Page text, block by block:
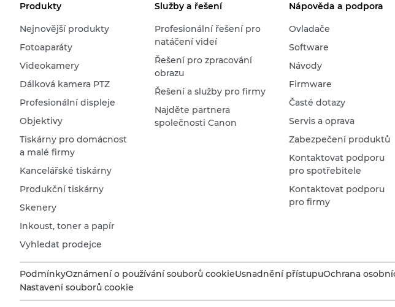
Produkty
Nejnovější produkty
Fotoaparáty
Videokamery
Dálková kamera PTZ
Profesionální displeje
Objektivy
Tiskárny pro domácnost
a malé firmy
Kancelářské tiskárny
Produkční tiskárny
Skenery
Inkoust, toner a papír
Vyhledat prodejce
Služby a řešení
Profesionální řešení pro
natáčení videí
Řešení pro zpracování
obrazu
Řešení a služby pro firmy
Najděte partnera
společnosti Canon
Nápověda a podpora
Ovladače
Software
Návody
Firmware
Časté dotazy
Servis a oprava
Zabezpečení produktů
Kontaktovat podporu
pro spotřebitele
Kontaktovat podporu
pro firmy
PodmínkyOznámení o používání souborů cookieUsnadnění přístupuOchrana
Nastavení souborů cookie